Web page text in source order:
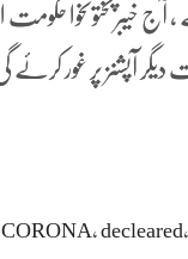
، آج خیبرپختونخوا
آپشنز پر غور کرئے
CORONA،decleared،